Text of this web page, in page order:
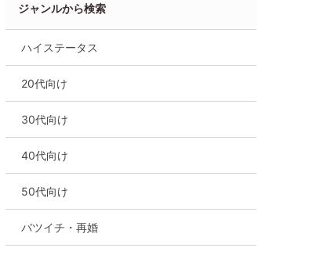
ジャンルから検索
ハイステータス
20代向け
30代向け
40代向け
50代向け
バツイチ・再婚